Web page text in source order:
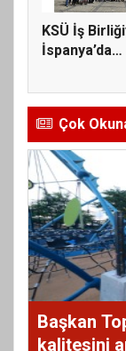
KSÜ İş
İspanya’da
Çok
Başkan
kalitesini